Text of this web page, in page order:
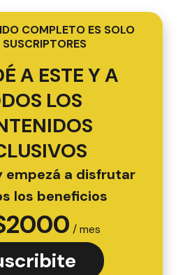
COMPLETO ES SOLO
SUSCRIPTORES
A ESTE Y A
LOS
empezá a disfrutar
los beneficios
2000 / mes